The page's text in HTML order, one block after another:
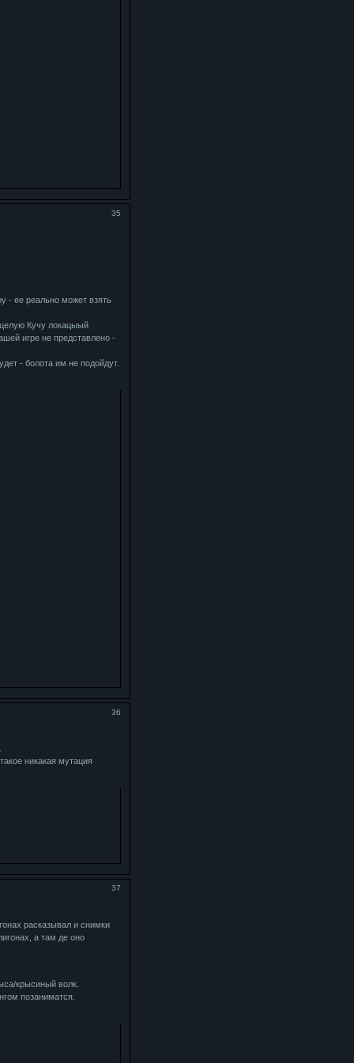
35
- ее реально может взять
Кучу локацыый
игре не представлено -
- болота им не подойдут.
36
никакая мутация
37
расказывал и снимки
а там де оно
крысиный волк.
позаниматся.